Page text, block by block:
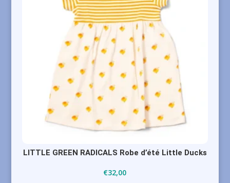
LITTLE GREEN RADICALS Robe d’été Little Ducks
€32,00